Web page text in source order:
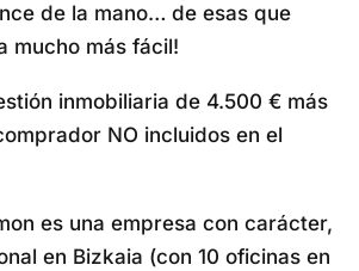
de la mano… de esas que
mucho más fácil!
inmobiliaria de 4.500 € más
NO incluidos en el
es una empresa con carácter,
en Bizkaia (con 10 oficinas en